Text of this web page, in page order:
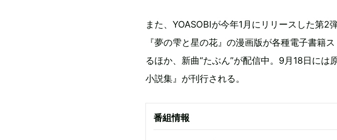
また、YOASOBIが今年1月にリリースした第2
『夢の雫と星の花』の漫画版が各種電子書籍
るほか、新曲“たぶん”が配信中。9月18日には
小説集』が刊行される。
番組情報